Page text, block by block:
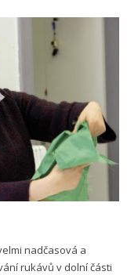
nadčasová a
rukávů v dolní části